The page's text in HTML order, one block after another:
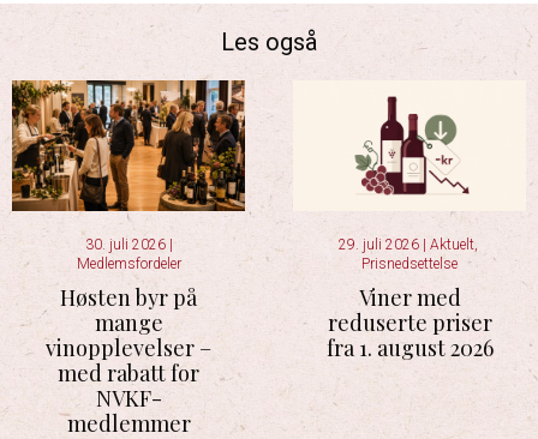
Les også
30. juli 2026 |
Medlemsfordeler
Høsten byr på
mange
vinopplevelser –
med rabatt for
NVKF-
medlemmer
29. juli 2026 | Aktuelt,
Prisnedsettelse
Viner med
reduserte priser
fra 1. august 2026